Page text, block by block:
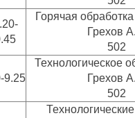
Горячая
Грехов
502
9.25
Технологическое
Грехов
502